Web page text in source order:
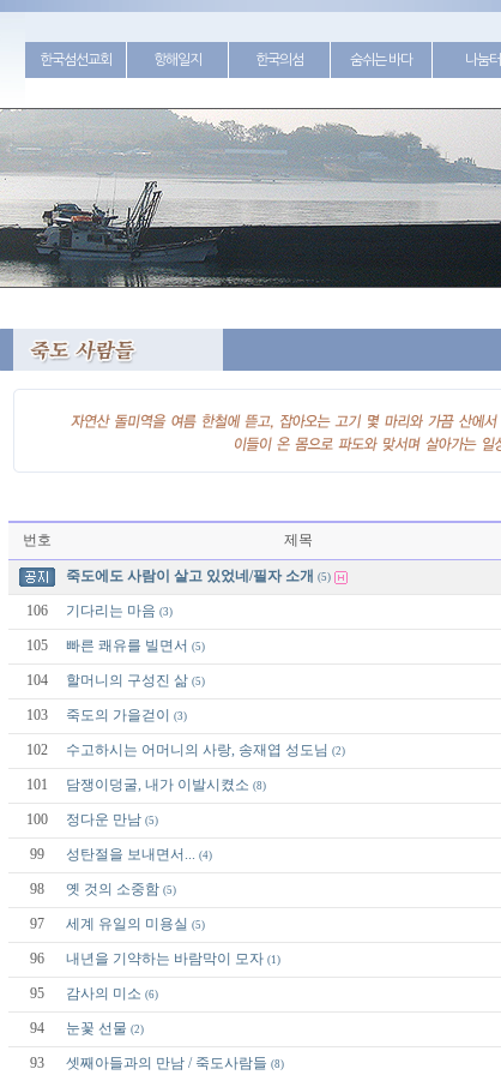
한국섬선교회 항해일지 한국의섬 숨쉬는 바다 나눔터
번호 제목
죽도에도 사람이 살고 있었네/필자 소개 (5)
106 기다리는 마음 (3)
105 빠른 쾌유를 빌면서 (5)
104 할머니의 구성진 삶 (5)
103 죽도의 가을걷이 (3)
102 수고하시는 어머니의 사랑, 송재엽 성도님 (2)
101 담쟁이덩굴, 내가 이발시켰소 (8)
100 정다운 만남 (5)
99 성탄절을 보내면서... (4)
98 옛 것의 소중함 (5)
97 세계 유일의 미용실 (5)
96 내년을 기약하는 바람막이 모자 (1)
95 감사의 미소 (6)
94 눈꽃 선물 (2)
93 셋째아들과의 만남 / 죽도사람들 (8)